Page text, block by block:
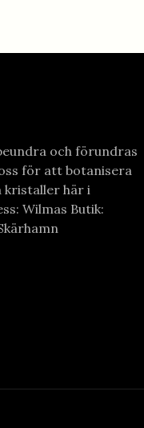
och förundras
för att botanisera
kristaller här i
Wilmas Butik: